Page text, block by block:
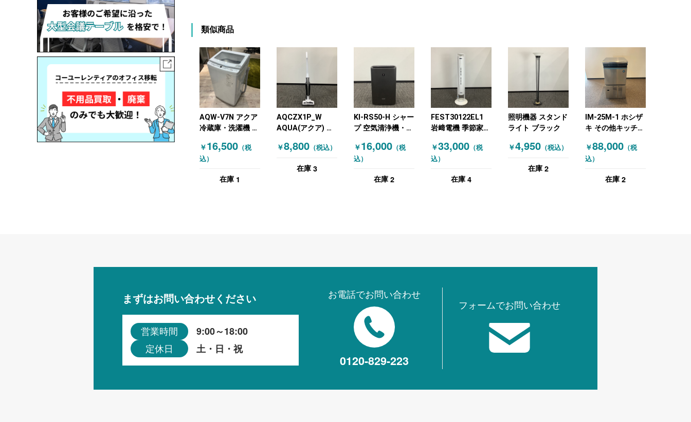
類似商品
AQW-V7N アクア
冷蔵庫・洗濯機 洗
ホワイト
￥16,500 （税
込）
在庫 1
AQCZX1P_W
AQUA(アクア) 掃
ブラック ホワイト
￥8,800（税込）
在庫 3
KI-RS50-H シャー
プ 空気清浄機・加
￥16,000（税
込）
在庫 2
FEST30122EL1
岩﨑電機 季節家電
器 エアーリア
30W タイプ ホワ
￥33,000（税
込）
在庫 4
照明機器 スタンド
ライト ブラック
￥4,950（税込）
在庫 2
IM-25M-1 ホシザ
キ その他キッチン
電 製氷機
￥88,000（税
込）
在庫 2
まずはお問い合わせください
営業時間 9:00～18:00
定休日 土・日・祝
お電話でお問い合わせ
0120-829-223
フォームでお問い合わせ